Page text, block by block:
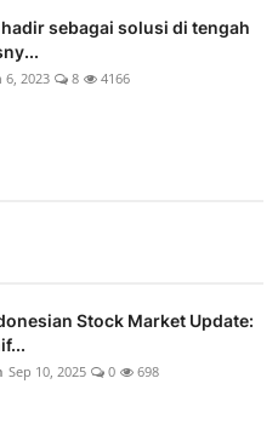
sebagai solusi di tengah
6, 2023 8 4166
Stock Market Update:
Sep 10, 2025 0 698